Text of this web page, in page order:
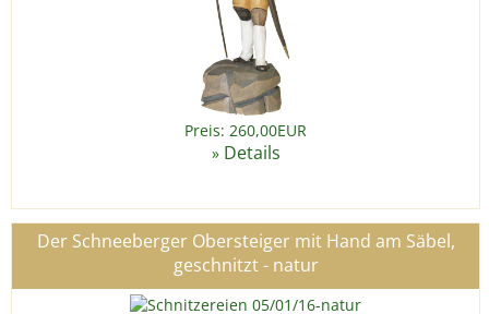
Preis: 260,00EUR
» Details
Der Schneeberger Obersteiger mit Hand am Säbel,
geschnitzt - natur